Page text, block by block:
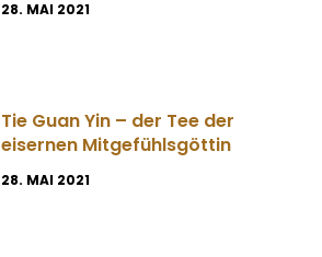
28. MAI 2021
Tie Guan Yin – der Tee der
eisernen Mitgefühlsgöttin
28. MAI 2021